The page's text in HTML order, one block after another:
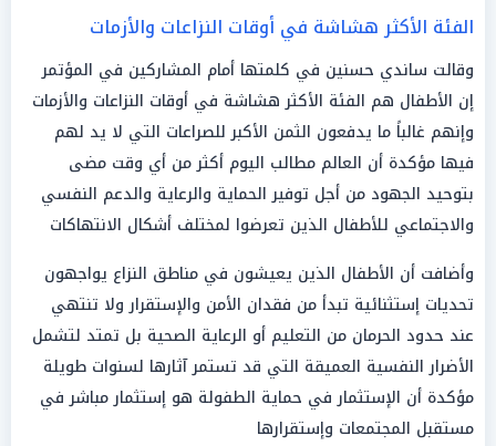
الفئة الأكثر هشاشة في أوقات النزاعات والأزمات
وقالت ساندي حسنين في كلمتها أمام المشاركين في المؤتمر
إن الأطفال هم الفئة الأكثر هشاشة في أوقات النزاعات والأزمات
وإنهم غالباً ما يدفعون الثمن الأكبر للصراعات التي لا يد لهم
فيها مؤكدة أن العالم مطالب اليوم أكثر من أي وقت مضى
بتوحيد الجهود من أجل توفير الحماية والرعاية والدعم النفسي
والاجتماعي للأطفال الذين تعرضوا لمختلف أشكال الانتهاكات
وأضافت أن الأطفال الذين يعيشون في مناطق النزاع يواجهون
تحديات إستثنائية تبدأ من فقدان الأمن والإستقرار ولا تنتهي
عند حدود الحرمان من التعليم أو الرعاية الصحية بل تمتد لتشمل
الأضرار النفسية العميقة التي قد تستمر آثارها لسنوات طويلة
مؤكدة أن الإستثمار في حماية الطفولة هو إستثمار مباشر في
مستقبل المجتمعات وإستقرارها